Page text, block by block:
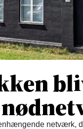
netværk,